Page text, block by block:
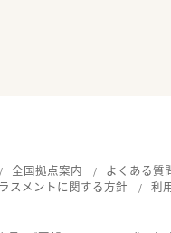
全国拠点案内 よくある質
スメントに関する方針 利